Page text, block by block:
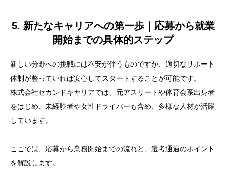
5. 新たなキャリアへの第一歩｜応募から就業
開始までの具体的ステップ
新しい分野への挑戦には不安が伴うものですが、適切なサポート
体制が整っていれば安心してスタートすることが可能です。
株式会社セカンドキヤリアでは、元アスリートや体育会系出身者
をはじめ、未経験者や女性ドライバーも含め、多様な人材が活躍
しています。
ここでは、応募から業務開始までの流れと、選考通過のポイント
を解説します。